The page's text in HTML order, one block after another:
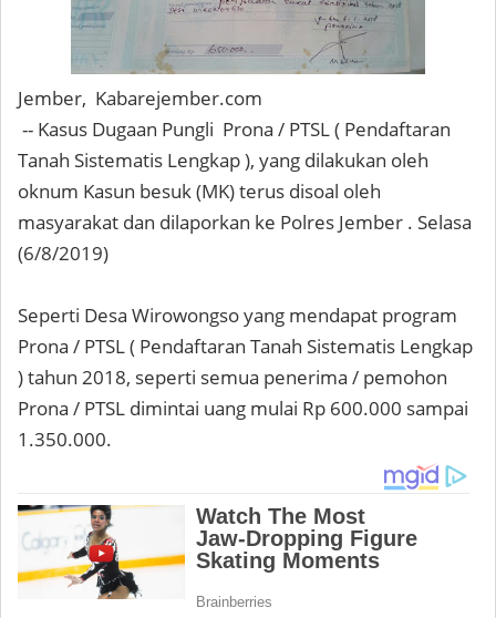
Jember, Kabarejember.com
-- Kasus Dugaan Pungli Prona / PTSL ( Pendaftaran
Tanah Sistematis Lengkap ), yang dilakukan oleh
oknum Kasun besuk (MK) terus disoal oleh
masyarakat dan dilaporkan ke Polres Jember . Selasa
(6/8/2019)
Seperti Desa Wirowongso yang mendapat program
Prona / PTSL ( Pendaftaran Tanah Sistematis Lengkap
) tahun 2018, seperti semua penerima / pemohon
Prona / PTSL dimintai uang mulai Rp 600.000 sampai
1.350.000.